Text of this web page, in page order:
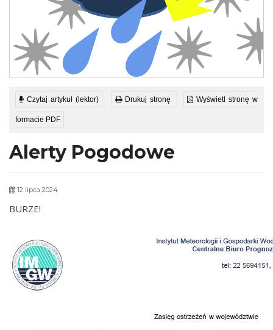
Czytaj artykuł (lektor) Drukuj stronę Wyświetl stronę w
formacie PDF
Alerty Pogodowe
12 lipca 2024
BURZE!